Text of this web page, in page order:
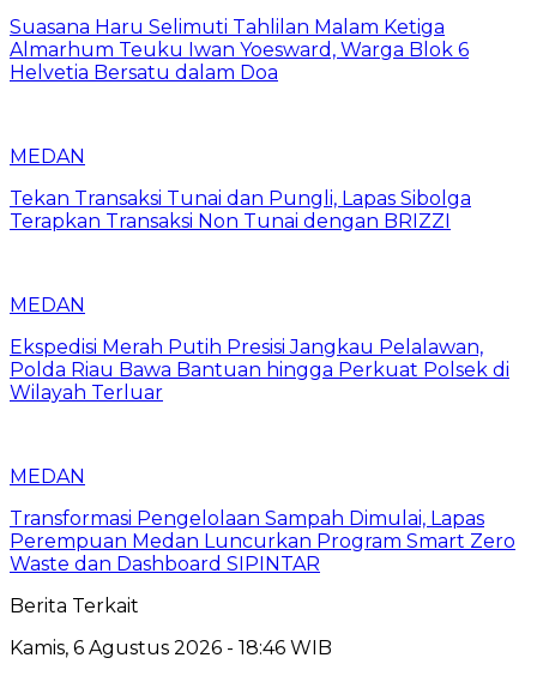
Suasana Haru Selimuti Tahlilan Malam Ketiga
Almarhum Teuku Iwan Yoesward, Warga Blok 6
Helvetia Bersatu dalam Doa
MEDAN
Tekan Transaksi Tunai dan Pungli, Lapas Sibolga
Terapkan Transaksi Non Tunai dengan BRIZZI
MEDAN
Ekspedisi Merah Putih Presisi Jangkau Pelalawan,
Polda Riau Bawa Bantuan hingga Perkuat Polsek di
Wilayah Terluar
MEDAN
Transformasi Pengelolaan Sampah Dimulai, Lapas
Perempuan Medan Luncurkan Program Smart Zero
Waste dan Dashboard SIPINTAR
Berita Terkait
Kamis, 6 Agustus 2026 - 18:46 WIB